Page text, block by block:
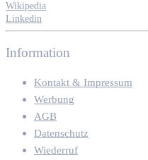
Wikipedia
Linkedin
Information
Kontakt & Impressum
Werbung
AGB
Datenschutz
Wiederruf